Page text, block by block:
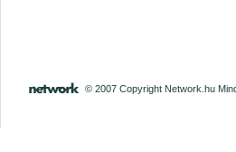
© 2007 Copyright Network.hu